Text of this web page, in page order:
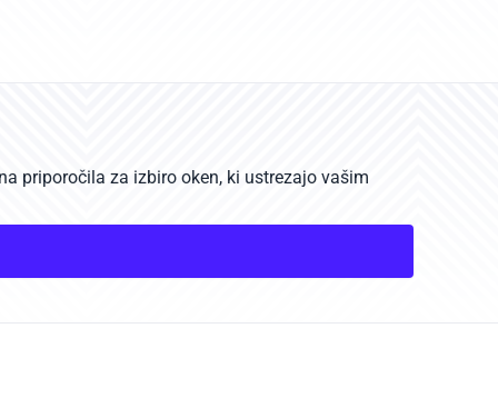
priporočila za izbiro oken, ki ustrezajo vašim